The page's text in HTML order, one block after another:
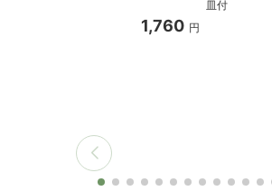
1,760 円
皿付